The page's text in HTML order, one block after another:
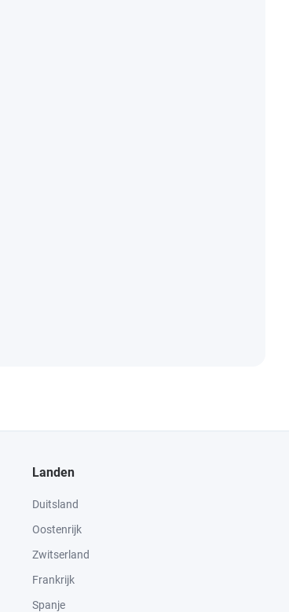
Landen
Duitsland
Oostenrijk
Zwitserland
Frankrijk
Spanje